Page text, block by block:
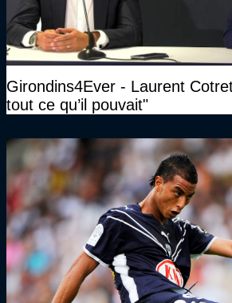
Girondins4Ever - Laurent
tout ce qu’il pouvait"